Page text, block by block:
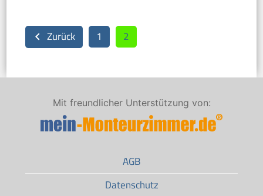
keyboard_arrow_left Zurück 1 2
Mit freundlicher Unterstützung von:
AGB
Datenschutz